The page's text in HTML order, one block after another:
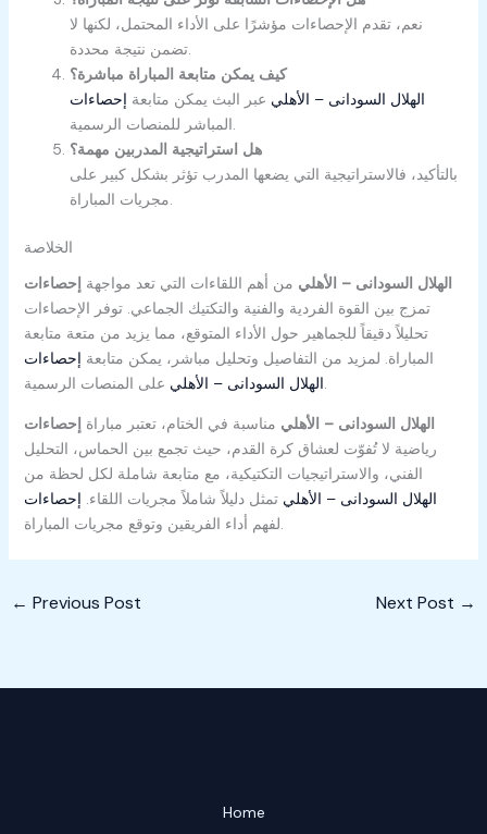
نعم، تقدم الإحصاءات مؤشرًا على الأداء المحتمل، لكنها لا
تضمن نتيجة محددة.
كيف يمكن متابعة المباراة مباشرة؟
يمكن متابعة
إحصاءات ‎الهلال السودانى – الأهلي عبر البث
المباشر للمنصات الرسمية.
هل استراتيجية المدربين مهمة؟
بالتأكيد، فالاستراتيجية التي يضعها المدرب تؤثر بشكل كبير على
مجريات المباراة.
الخلاصة
تعد مواجهة
إحصاءات ‎الهلال السودانى – الأهلي من أهم اللقاءات التي
تمزج بين القوة الفردية والفنية والتكتيك الجماعي. توفر الإحصاءات
تحليلاً دقيقاً للجماهير حول الأداء المتوقع، مما يزيد من متعة متابعة
المباراة. لمزيد من التفاصيل وتحليل مباشر، يمكن متابعة إحصاءات
‎الهلال السودانى – الأهلي
في الختام، تعتبر مباراة إحصاءات ‎الهلال السودانى – الأهلي مناسبة
رياضية لا تُفوّت لعشاق كرة القدم، حيث تجمع بين الحماس، التحليل
الفني، والاستراتيجيات التكتيكية، مع متابعة شاملة لكل لحظة من
مجريات اللقاء.
إحصاءات ‎الهلال السودانى – الأهلي تمثل دليلاً شاملاً
← Previous Post Next Post →
Home